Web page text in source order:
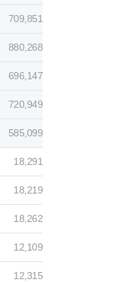
709,851
880,268
696,147
720,949
585,099
18,291
18,219
18,262
12,109
12,315